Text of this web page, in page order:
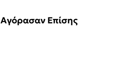
Αγόρασαν Επίσης